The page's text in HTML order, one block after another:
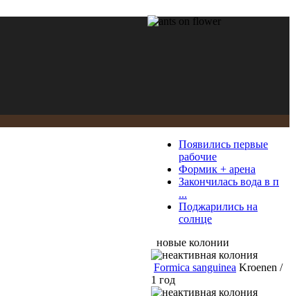
Появились первые
рабочие
Формик + арена
Закончилась вода в п
...
Поджарились на
солнце
новые колонии
Formica sanguinea Kroenen /
1 год